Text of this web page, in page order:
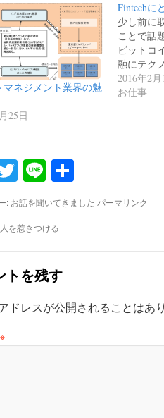
マネジメント業界の魅
25日
Fintechに
少し前に
ことで話
ビットコ
融にテク
2016年2月
お仕事
Twitter
Line
有
: お話を聞いてきました パーマリンク
を惹きつける
トを残す
ドレスが公開されることはあ
※